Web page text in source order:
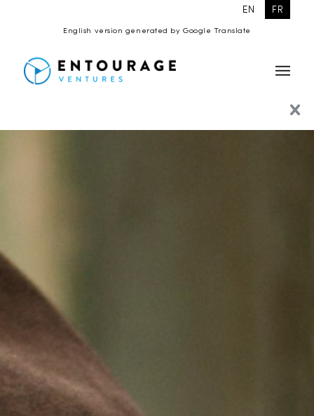
EN FR
English version generated by Google Translate